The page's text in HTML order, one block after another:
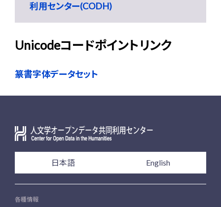
利用センター(CODH)
Unicodeコードポイントリンク
篆書字体データセット
日本語 English
各種情報